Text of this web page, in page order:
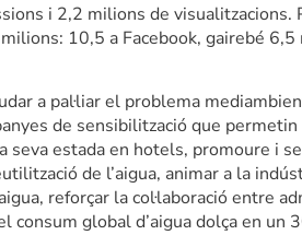
i 2,2 milions de visualitzacions.
10,5 a Facebook, gairebé
a pal·liar el problema
de sensibilització que
estada en hotels, promoure i
de l’aigua, animar a la
reforçar la col·laboració entre
consum global d’aigua dolça en un